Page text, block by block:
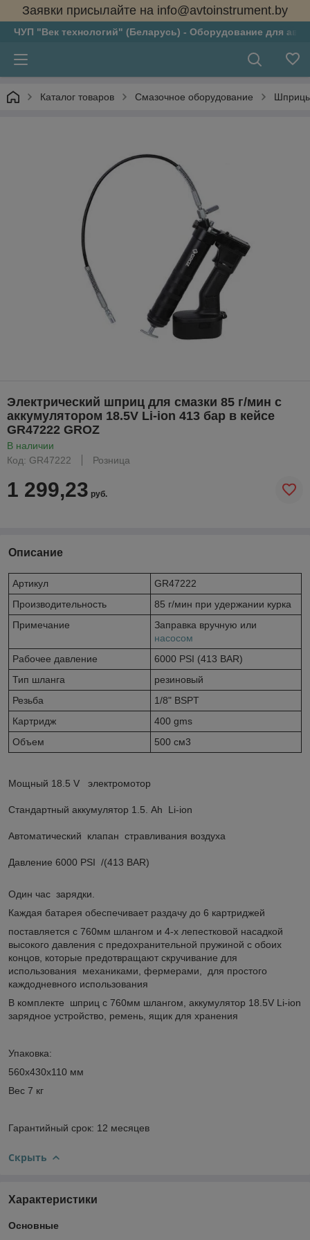
Заявки присылайте на info@avtoinstrument.by
ЧУП "Век технологий" (Беларусь) - Оборудование для
Каталог товаров Смазочное оборудование Шприцы
Электрический шприц для смазки 85 г/мин с
аккумулятором 18.5V Li-ion 413 бар в кейсе
GR47222 GROZ
В наличии
Код: GR47222
Розница
1 299,23 руб.
Описание
Артикул
GR47222
Производительность
85 г/мин при удержании курка
Примечание
Заправка вручную или
насосом
Рабочее давление
6000 PSI (413 BAR)
Тип шланга
резиновый
Резьба
1/8" BSPT
Картридж
400 gms
Объем
500 см3
Мощный 18.5 V электромотор
Стандартный аккумулятор 1.5. Ah Li-ion
Автоматический клапан стравливания воздуха
Давление 6000 PSI /(413 BAR)
Один час зарядки.
Каждая батарея обеспечивает раздачу до 6 картриджей
поставляется с 760мм шлангом и 4-х лепестковой насадкой
высокого давления с предохранительной пружиной с обоих
концов, которые предотвращают скручивание для
использования механиками, фермерами, для простого
каждодневного использования
В комплекте шприц с 760мм шлангом, аккумулятор 18.5V Li-ion
зарядное устройство, ремень, ящик для хранения
Упаковка:
560x430x110 мм
Вес 7 кг
Гарантийный срок: 12 месяцев
Скрыть
Характеристики
Основные